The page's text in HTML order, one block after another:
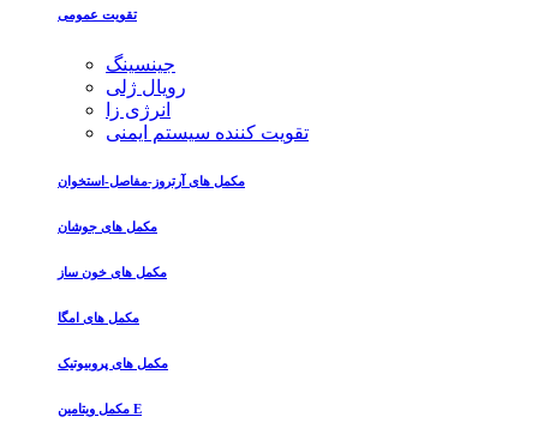
تقویت عمومی
جینسینگ
رویال ژلی
انرژی زا
تقویت کننده سیستم ایمنی
مکمل های آرتروز-مفاصل-استخوان
مکمل های جوشان
مکمل های خون ساز
مکمل های امگا
مکمل های پروبیوتیک
مکمل ویتامین E